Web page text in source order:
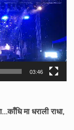
03:46
मा धराली राधा,